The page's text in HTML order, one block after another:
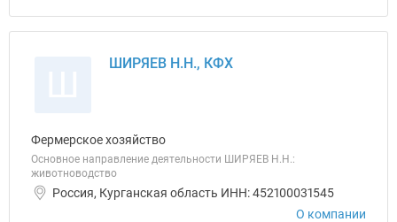
ШИРЯЕВ Н.Н., КФХ
Фермерское хозяйство
Основное направление деятельности ШИРЯЕВ Н.Н.:
животноводство
Россия, Курганская область ИНН: 452100031545
О компании